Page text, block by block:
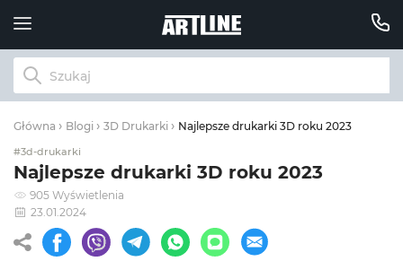
Główna Blogi 3D Drukarki Najlepsze drukarki 3D roku 2023
#3d-drukarki
Najlepsze drukarki 3D roku 2023
905 Wyświetlenia
23.01.2024